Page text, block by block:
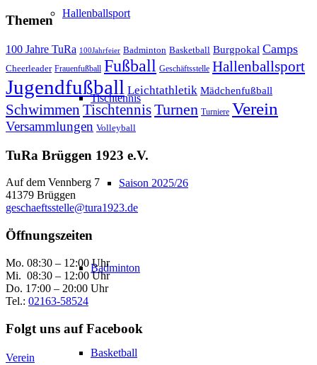
Hallenballsport
Tischtennis
Saison 2025/26
Badminton
Basketball
Themen
100 Jahre TuRa 100Jahrfeier Badminton Basketball Burgpokal Camps
Cheerleader Frauenfußball Fußball Geschäftsstelle Hallenballsport
Jugendfußball Leichtathletik Mädchenfußball
Schwimmen TischtennisTurnen Turniere Verein
Versammlungen Volleyball
TuRa Brüggen 1923 e.V.
Auf dem Vennberg 7
41379 Brüggen
geschaeftsstelle@tura1923.de
Öffnungszeiten
Mo. 08:30 – 12:00 Uhr
Mi. 08:30 – 12:00 Uhr
Do. 17:00 – 20:00 Uhr
Tel.: 02163-58524
Folgt uns auf Facebook
Verein